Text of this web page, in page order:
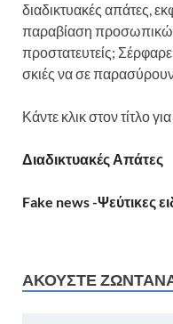
διαδικτυακές απάτες,
παραβίαση
προστατευτείς;
σκιές να σε
Κάντε κλικ στον τίτλο
Διαδικτυακές Απάτες
Fake news -Ψεύτικες
ΑΚΟΎΣΤΕ